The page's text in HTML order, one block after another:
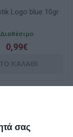
σας
Logo blue 10gr
Διαθέσιμο
0,99€